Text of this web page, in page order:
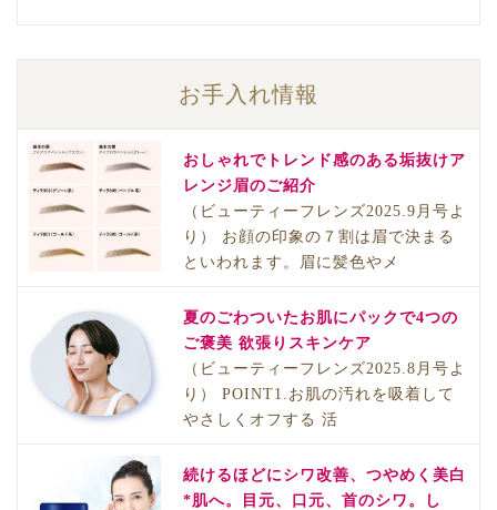
お手入れ情報
おしゃれでトレンド感のある垢抜けア
レンジ眉のご紹介
（ビューティーフレンズ2025.9月号よ
り） お顔の印象の７割は眉で決まる
といわれます。眉に髪色やメ
夏のごわついたお肌にパックで4つの
ご褒美 欲張りスキンケア
（ビューティーフレンズ2025.8月号よ
り） POINT1.お肌の汚れを吸着して
やさしくオフする 活
続けるほどにシワ改善、つやめく美白
*肌へ。目元、口元、首のシワ。し